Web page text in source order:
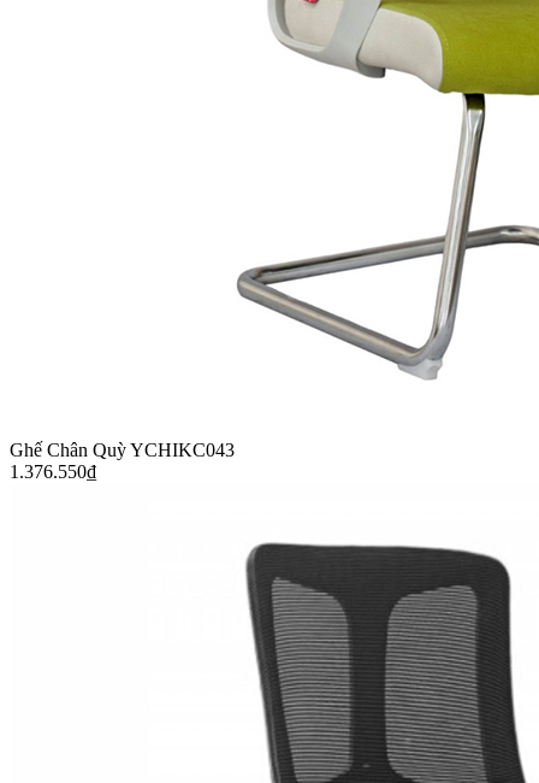
Ghế Chân Quỳ YCHIKC043
1.376.550₫